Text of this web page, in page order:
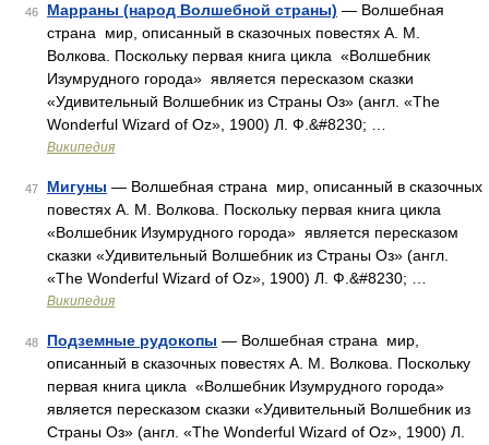
46 Марраны (народ Волшебной страны) — Волшебная
страна мир, описанный в сказочных повестях А. М.
Волкова. Поскольку первая книга цикла «Волшебник
Изумрудного города» является пересказом сказки
«Удивительный Волшебник из Страны Оз» (англ. «The
Wonderful Wizard of Oz», 1900) Л. Ф.&#8230; …
Википедия
47 Мигуны — Волшебная страна мир, описанный в сказочных
повестях А. М. Волкова. Поскольку первая книга цикла
«Волшебник Изумрудного города» является пересказом
сказки «Удивительный Волшебник из Страны Оз» (англ.
«The Wonderful Wizard of Oz», 1900) Л. Ф.&#8230; …
Википедия
48 Подземные рудокопы — Волшебная страна мир,
описанный в сказочных повестях А. М. Волкова. Поскольку
первая книга цикла «Волшебник Изумрудного города»
является пересказом сказки «Удивительный Волшебник из
Страны Оз» (англ. «The Wonderful Wizard of Oz», 1900) Л.